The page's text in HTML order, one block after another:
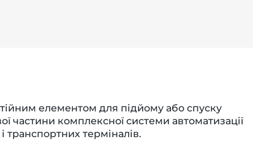
елементом для підйому або спуску
частини комплексної системи автоматизації
транспортних терміналів.